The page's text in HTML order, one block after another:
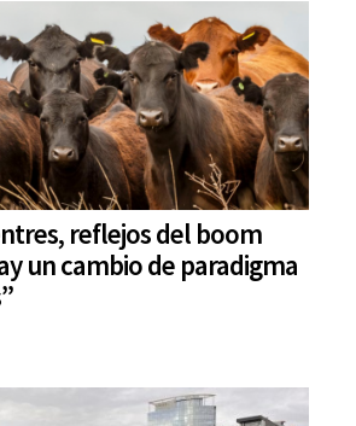
reflejos del boom
un cambio de paradigma